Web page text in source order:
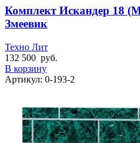
Комплект Искандер 18
Змеевик
Техно Лит
132 500 руб.
В корзину
Артикул: 0-193-2